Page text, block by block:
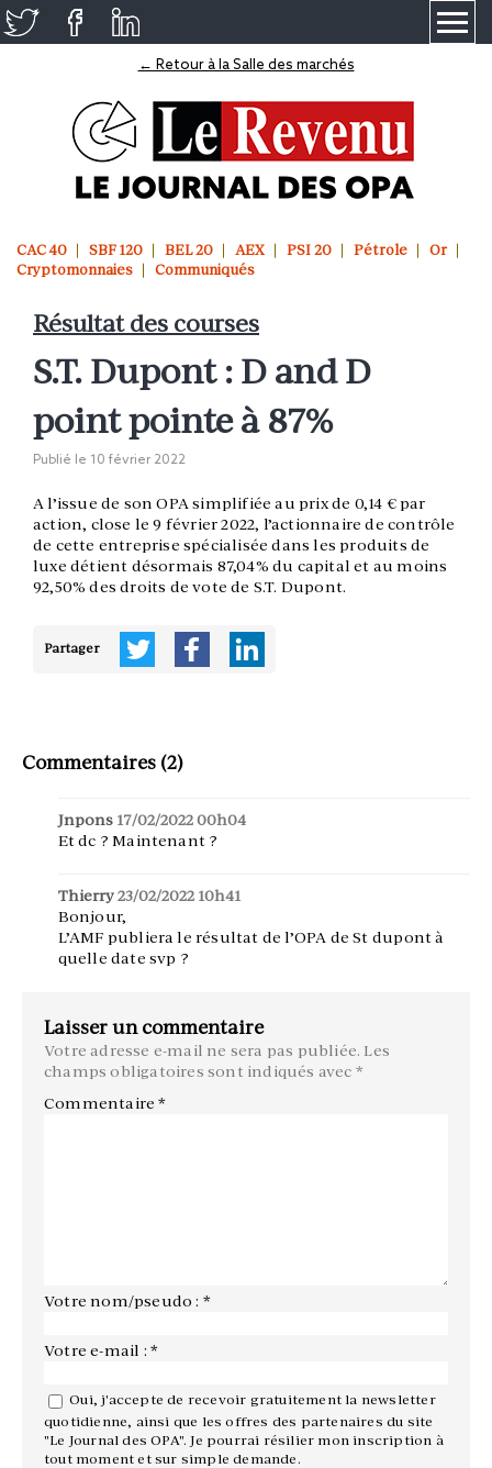
← Retour à la Salle des marchés
CAC 40 SBF 120 BEL 20 AEX PSI 20 Pétrole
Or
Cryptomonnaies
Communiqués
Résultat des courses
S.T. Dupont : D and D
point pointe à 87%
Publié le 10 février 2022
A l’issue de son OPA simplifiée au prix de 0,14 € par
action, close le 9 février 2022, l’actionnaire de contrôle
de cette entreprise spécialisée dans les produits de
luxe détient désormais 87,04% du capital et au moins
92,50% des droits de vote de S.T. Dupont.
Partager
Commentaires (2)
Jnpons 17/02/2022 00h04
Et dc ? Maintenant ?
Thierry 23/02/2022 10h41
Bonjour,
L’AMF publiera le résultat de l’OPA de St dupont à
quelle date svp ?
Laisser un commentaire
Votre adresse e-mail ne sera pas publiée. Les
champs obligatoires sont indiqués avec *
Commentaire*
Votre nom/pseudo : *
Votre e-mail : *
Oui, j'accepte de recevoir gratuitement la newsletter
quotidienne, ainsi que les offres des partenaires du site
"Le Journal des OPA". Je pourrai résilier mon inscription à
tout moment et sur simple demande.